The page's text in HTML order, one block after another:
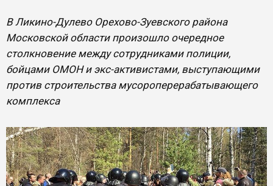
В Ликино-Дулево Орехово-Зуевского района
Московской области произошло очередное
столкновение между сотрудниками полиции,
бойцами ОМОН и экс-активистами, выступающими
против строительства мусороперерабатывающего
комплекса